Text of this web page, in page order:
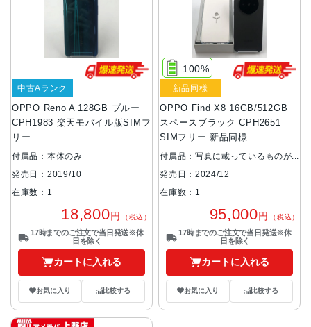
OPPO Reno A 128GB ブルー
CPH1983 楽天モバイル版SIMフ
リー
中古Aランク
付属品：本体のみ
発売日：2019/10
在庫数：1
18,800円 （税込）
17時までのご注文で当日発送※休
日を除く
カートに入れる
お気に入り 比較する
OPPO Find X8 16GB/512GB
スペースブラック CPH2651
SIMフリー 新品同様
100%
新品同様
付属品：写真に載っているものが
全てです。
発売日：2024/12
在庫数：1
95,000円 （税込）
17時までのご注文で当日発送※休
日を除く
カートに入れる
お気に入り 比較する